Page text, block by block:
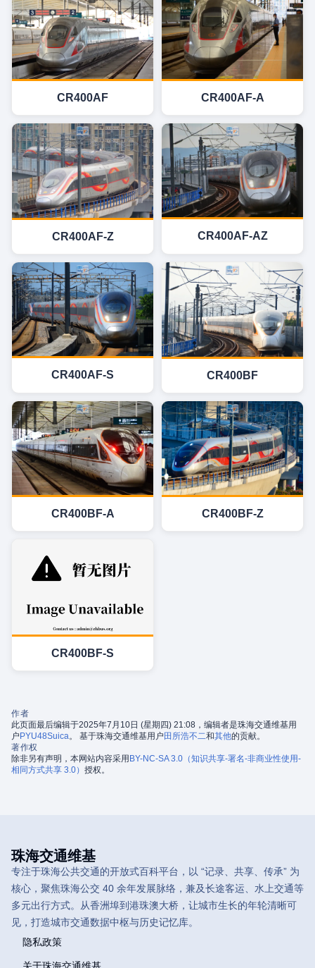
CR400AF CR400AF-A
CR400AF-Z CR400AF-AZ
CR400AF-S CR400BF
CR400BF-A CR400BF-Z
CR400BF-S
作者
此页面最后编辑于2025年7月10日 (星期四) 21:08，编辑者是珠海交通维基用
户PYU48Suica 。 基于珠海交通维基用户田所浩不二和其他的贡献。
著作权
除非另有声明，本网站内容采用BY-NC-SA 3.0（知识共享-署名-非商业性使用-
相同方式共享 3.0） 授权。
珠海交通维基
专注于珠海公共交通的开放式百科平台，以 “记录、共享、传承” 为
核心，聚焦珠海公交 40 余年发展脉络，兼及长途客运、水上交通等
多元出行方式。从香洲埠到港珠澳大桥，让城市生长的年轮清晰可
见，打造城市交通数据中枢与历史记忆库。
隐私政策